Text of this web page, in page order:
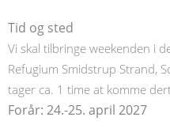
Tid og sted
Vi skal tilbringe weekenden i
Refugium Smidstrup Strand,
tager ca. 1 time at komme
Forår: 24.-25. april 2027